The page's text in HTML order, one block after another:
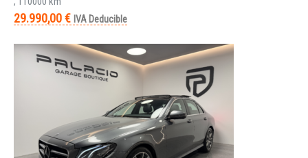
29.990,00 € IVA Deducible